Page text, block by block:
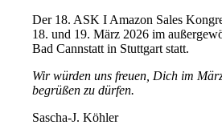
Der 18. ASK I Amazon Sales
18. und 19. März 2026 im
Bad Cannstatt in Stuttgart statt.
Wir würden uns freuen, Dich im
begrüßen zu dürfen.
Sascha-J. Köhler